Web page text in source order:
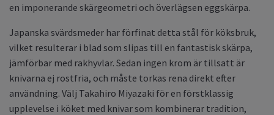
en imponerande skärgeometri och överlägsen eggskärpa.
Japanska svärdsmeder har förfinat detta stål för köksbruk,
vilket resulterar i blad som slipas till en fantastisk skärpa,
jämförbar med rakhyvlar. Sedan ingen krom är tillsatt är
knivarna ej rostfria, och måste torkas rena direkt efter
användning. Välj Takahiro Miyazaki för en förstklassig
upplevelse i köket med knivar som kombinerar tradition,